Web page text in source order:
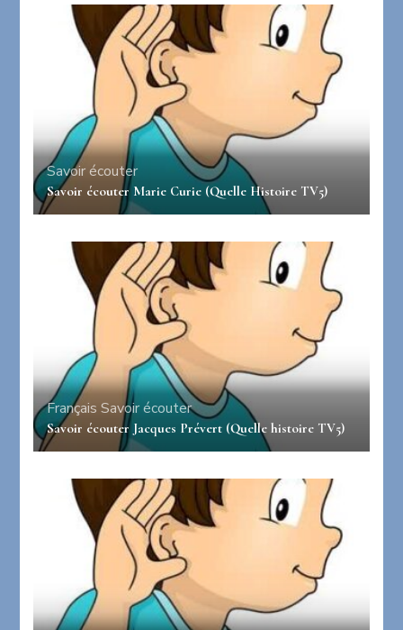
Savoir écouter
Savoir écouter Marie Curie (Quelle Histoire TV5)
Français Savoir écouter
Savoir écouter Jacques Prévert (Quelle histoire TV5)